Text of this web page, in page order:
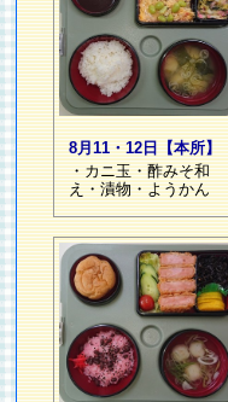
8月11・12日【本所】
・カニ玉・酢みそ和
え・漬物・ようかん